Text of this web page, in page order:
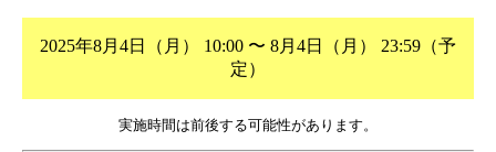
2025年8月4日（月） 10:00 〜 8月4日（月） 23:59（予
定）
実施時間は前後する可能性があります。